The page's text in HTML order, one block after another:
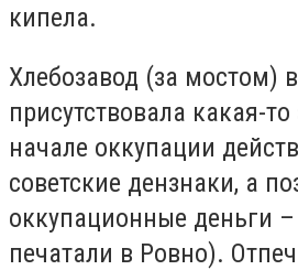
кипела.
Хлебозавод (за мостом)
присутствовала какая-
начале оккупации
советские дензнаки, а
оккупационные деньги
печатали в Ровно).